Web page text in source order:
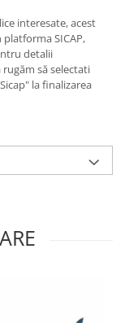
interesate, acest
SICAP,
detalii
să selectati
la finalizarea